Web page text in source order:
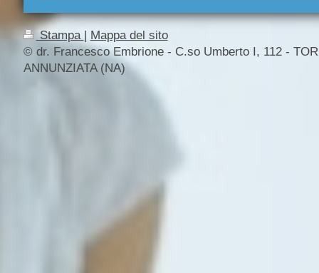
Stampa | Mappa del sito
© dr. Francesco Embrione - C.so Umberto I, 112 -
ANNUNZIATA (NA)